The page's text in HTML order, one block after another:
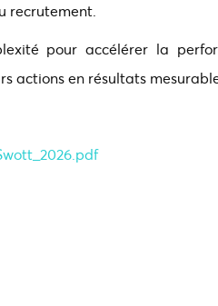
recrutement.
pour accélérer la
actions en résultats